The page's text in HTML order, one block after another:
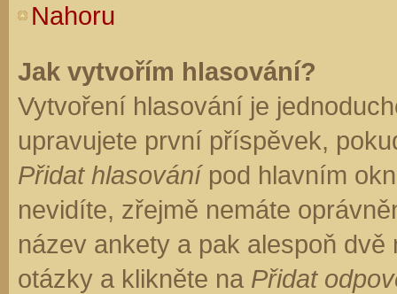
Nahoru
Jak vytvořím hlasování?
Vytvoření hlasování je
upravujete první příspěvek,
Přidat hlasovánípod hlavním
nevidíte, zřejmě nemáte
název ankety a pak alespoň
otázky a klikněte na Přidat